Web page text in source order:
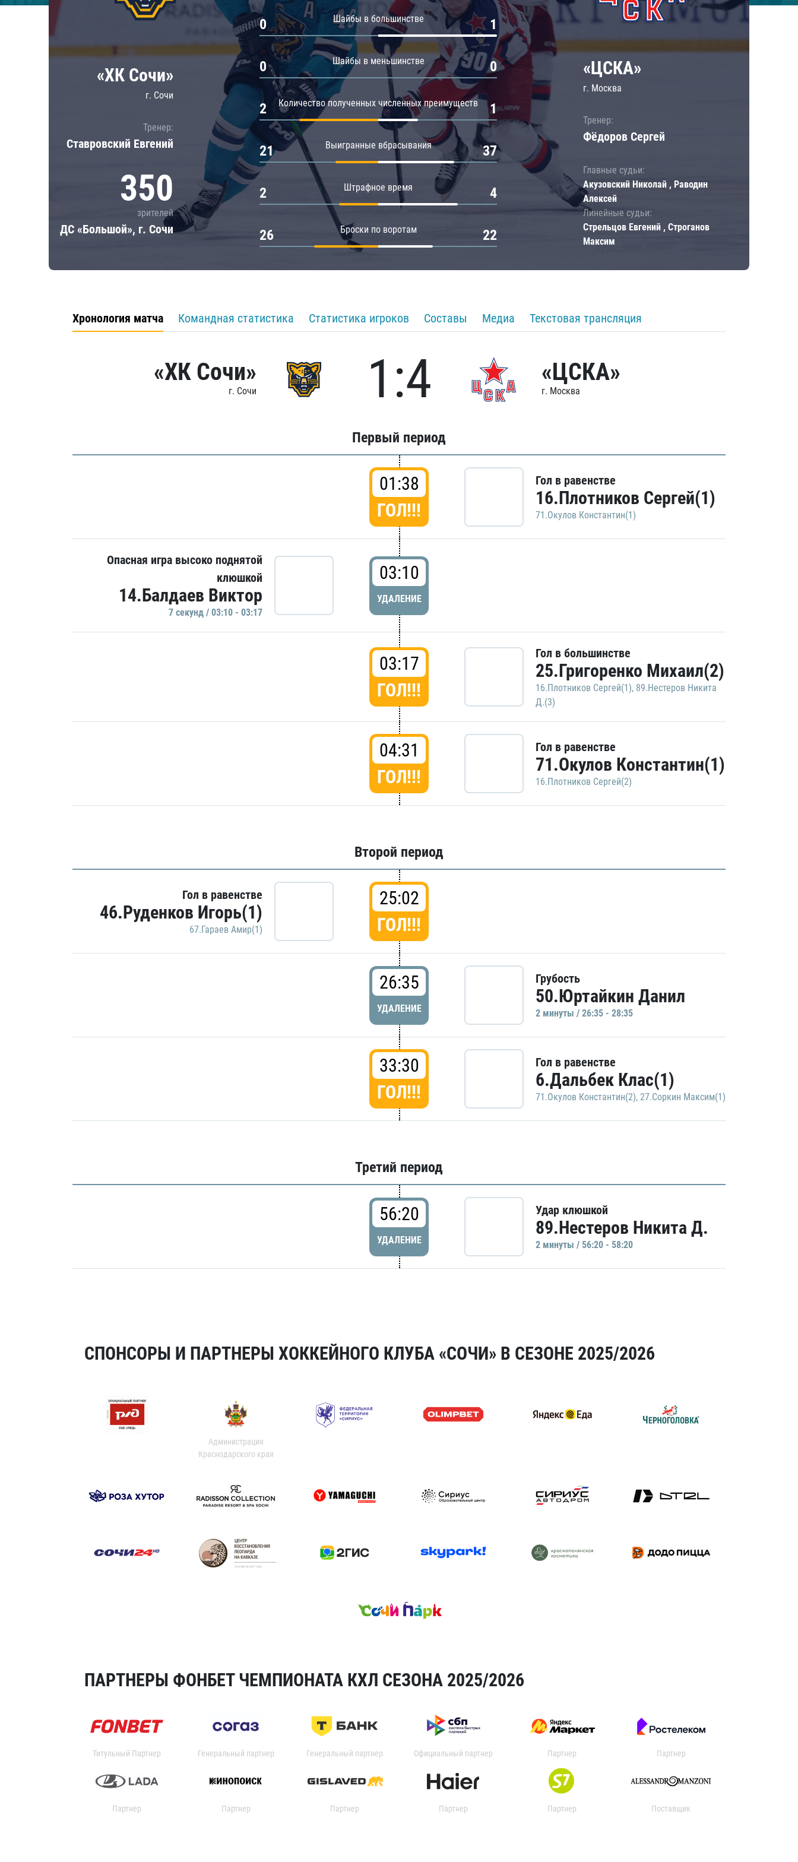
Локомотив
ЦСКА
Шанхайские Драконы
Амур
Барыс
Салават Юлаев
«ХК Сочи»
г. Сочи
Тренер:
Ставровский Евгений
350
зрителей
ДС «Большой», г. Сочи
Шайбы в большинстве
0 1
Шайбы в меньшинстве
0 0
Количество полученных численных преимуществ
2 1
Выигранные вбрасывания
21 37
Штрафное время
2 4
Броски по воротам
26 22
«ЦСКА»
г. Москва
Тренер:
Фёдоров Сергей
Главные судьи:
Акузовский Николай , Раводин
Алексей
Линейные судьи:
Стрельцов Евгений , Строганов
Максим
Хронология матча Командная статистика Статистика игроков Составы Медиа Текстовая трансляция
«ХК Сочи»
г. Сочи 1:4 «ЦСКА»
г. Москва
Первый период
01:38
ГОЛ!!!
Гол в равенстве
16.Плотников Сергей(1)
71.Окулов Константин(1)
Опасная игра высоко поднятой
клюшкой
14.Балдаев Виктор
7 секунд / 03:10 - 03:17
03:10
УДАЛЕНИЕ
03:17
ГОЛ!!!
Гол в большинстве
25.Григоренко Михаил(2)
16.Плотников Сергей(1), 89.Нестеров Никита
Д.(3)
04:31
ГОЛ!!!
Гол в равенстве
71.Окулов Константин(1)
16.Плотников Сергей(2)
Второй период
Гол в равенстве
46.Руденков Игорь(1)
67.Гараев Амир(1)
25:02
ГОЛ!!!
26:35
УДАЛЕНИЕ
Грубость
50.Юртайкин Данил
2 минуты / 26:35 - 28:35
33:30
ГОЛ!!!
Гол в равенстве
6.Дальбек Клас(1)
71.Окулов Константин(2), 27.Соркин Максим(1)
Третий период
56:20
УДАЛЕНИЕ
Удар клюшкой
89.Нестеров Никита Д.
2 минуты / 56:20 - 58:20
СПОНСОРЫ И ПАРТНЕРЫ ХОККЕЙНОГО КЛУБА «СОЧИ» В СЕЗОНЕ 2025/2026
Администрация
Краснодарского края
ПАРТНЕРЫ ФОНБЕТ ЧЕМПИОНАТА КХЛ СЕЗОНА 2025/2026
Титульный Партнер Генеральный партнер Генеральный партнер Официальный партнер Партнер Партнер
Партнер Партнер Партнер Партнер Партнер Поставщик